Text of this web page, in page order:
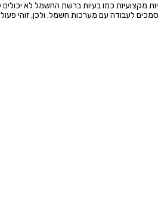
מקצועיות כמו בעיות ברשת החשמל לא
לעבודה עם מערכות חשמל. ולכן, זוהי